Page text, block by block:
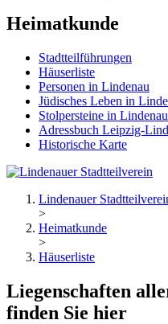
Heimatkunde
Stadtteilführungen
Häuserliste
Personen in Lindenau
Jüdisches Leben in
Stolpersteine in Lindenau
Adressbuch Leipzig-
Historische Karte
Lindenauer
>
Heimatkunde
>
Häuserliste
Liegenschaften
finden Sie hier